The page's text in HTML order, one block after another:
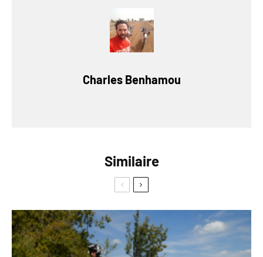
Charles Benhamou
Similaire